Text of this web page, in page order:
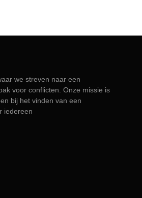
we streven naar een
voor conflicten. Onze missie is
bij het vinden van een
iedereen